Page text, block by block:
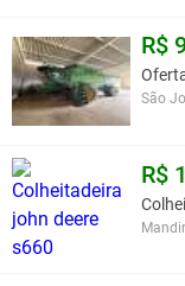
R$
São
R$